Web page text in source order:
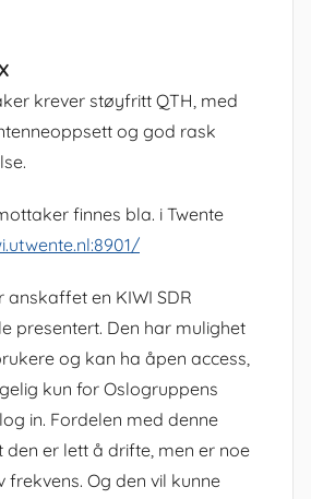
krever støyfritt QTH, med
og god rask
finnes bla. i Twente
en KIWI SDR
presentert. Den har mulighet
og kan ha åpen access,
kun for Oslogruppens
in. Fordelen med denne
er lett å drifte, men er noe
frekvens. Og den vil kunne